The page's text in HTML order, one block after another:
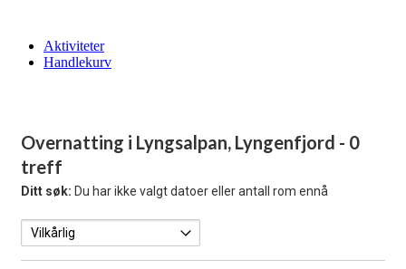
Aktiviteter
Handlekurv
Overnatting i Lyngsalpan, Lyngenfjord - 0
treff
Ditt søk: Du har ikke valgt datoer eller antall rom ennå